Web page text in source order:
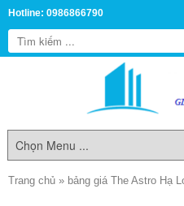
Hotline: 0986866790
Trang chủ » bảng giá The Astro Hạ